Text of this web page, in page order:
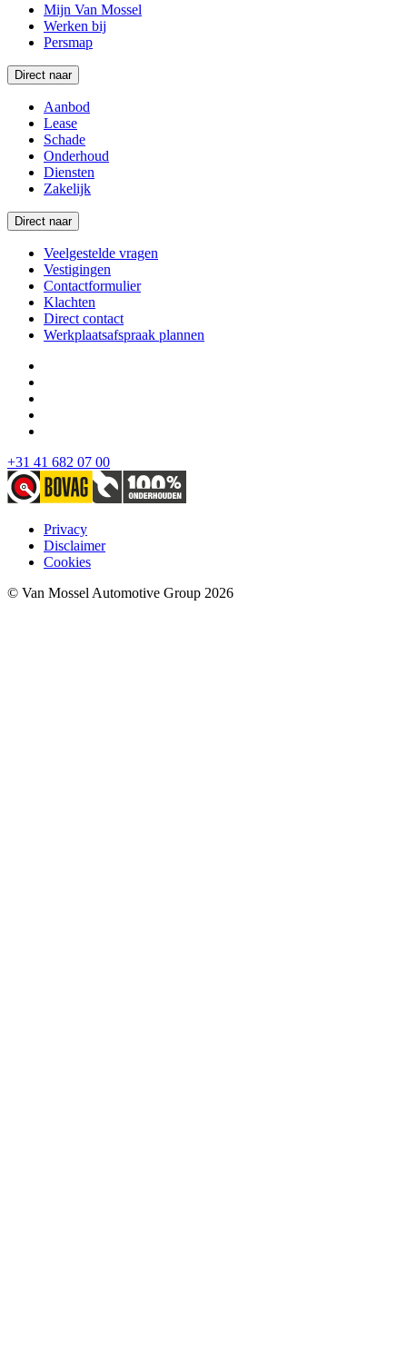
Mijn Van Mossel
Werken bij
Persmap
Direct naar
Aanbod
Lease
Schade
Onderhoud
Diensten
Zakelijk
Direct naar
Veelgestelde vragen
Vestigingen
Contactformulier
Klachten
Direct contact
Werkplaatsafspraak plannen
+31 41 682 07 00
Privacy
Disclaimer
Cookies
© Van Mossel Automotive Group 2026